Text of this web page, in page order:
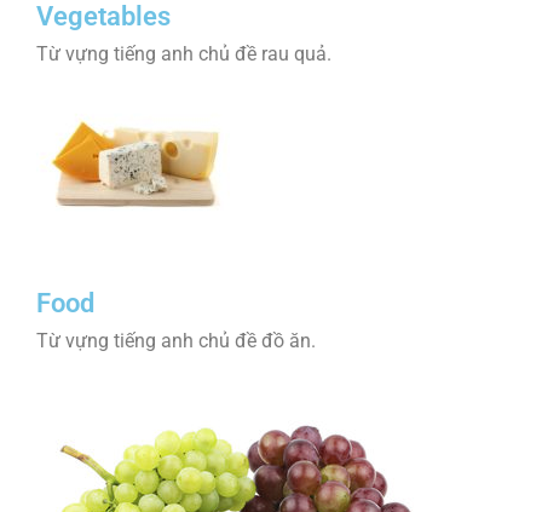
Vegetables
Từ vựng tiếng anh chủ đề rau quả.
Food
Từ vựng tiếng anh chủ đề đồ ăn.